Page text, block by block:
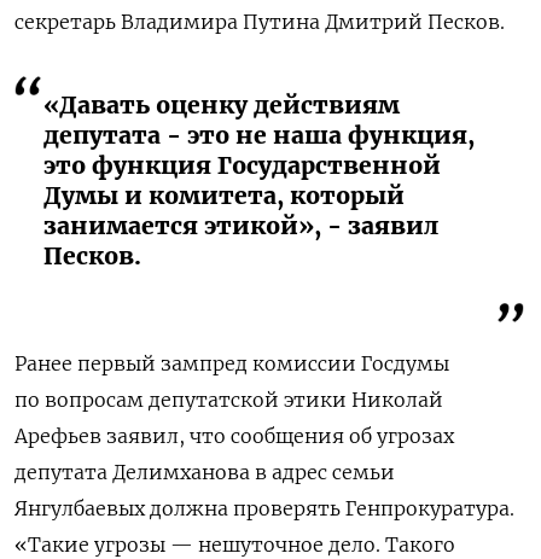
секретарь Владимира Путина Дмитрий Песков.
«Давать оценку действиям
депутата - это не наша функция,
это функция Государственной
Думы и комитета, который
занимается этикой», - заявил
Песков.
Ранее первый зампред комиссии Госдумы
по вопросам депутатской этики Николай
Арефьев заявил, что сообщения об угрозах
депутата Делимханова в адрес семьи
Янгулбаевых должна проверять Генпрокуратура.
«Такие угрозы — нешуточное дело. Такого